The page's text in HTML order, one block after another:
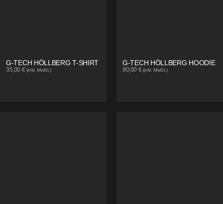
G-TECH HÖLLBERG T-SHIRT
35,00 € (inkl. MwSt.)
G-TECH HÖLLBERG HOODIE
90,00 € (inkl. MwSt.)